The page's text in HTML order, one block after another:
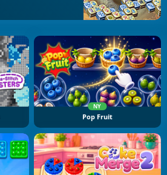
NY
Pop Fruit